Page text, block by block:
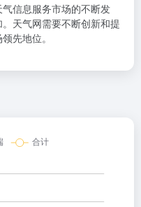
气信息服务市场的不断发
天气网需要不断创新和提
先地位。